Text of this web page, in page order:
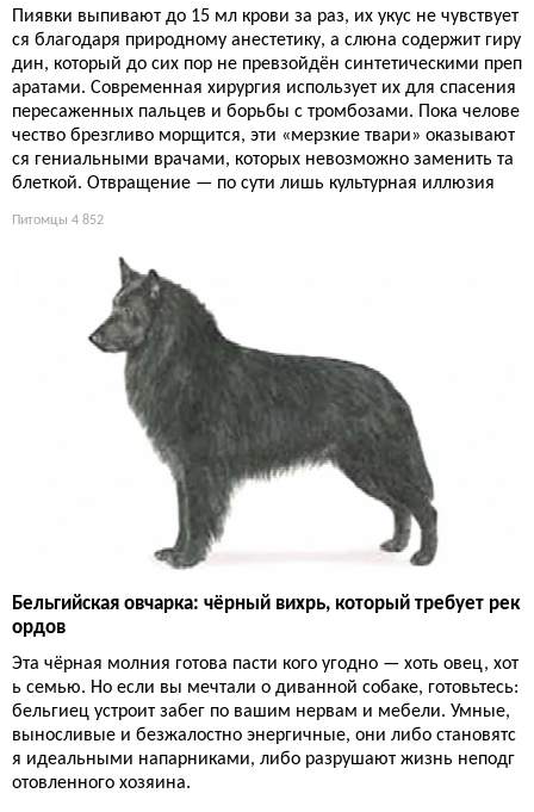
Пиявки выпивают до 15 мл крови за раз, их укус не чувствует
ся благодаря природному анестетику, а слюна содержит гиру
дин, который до сих пор не превзойдён синтетическими преп
аратами. Современная хирургия использует их для спасения
пересаженных пальцев и борьбы с тромбозами. Пока челове
чество брезгливо морщится, эти «мерзкие твари» оказывают
ся гениальными врачами, которых невозможно заменить та
блеткой. Отвращение — по сути лишь культурная иллюзия
Питомцы 4 852
Бельгийская овчарка: чёрный вихрь, который требует рек
ордов
Эта чёрная молния готова пасти кого угодно — хоть овец, хот
ь семью. Но если вы мечтали о диванной собаке, готовьтесь:
бельгиец устроит забег по вашим нервам и мебели. Умные,
выносливые и безжалостно энергичные, они либо становятс
я идеальными напарниками, либо разрушают жизнь неподг
отовленного хозяина.